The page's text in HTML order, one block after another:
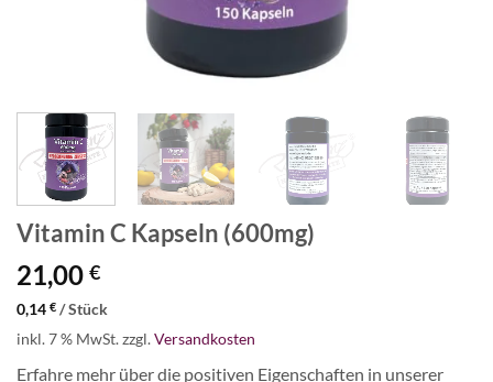
Vitamin C Kapseln (600mg)
21,00 €
0,14 € /Stück
inkl. 7 % MwSt.zzgl.Versandkosten
Erfahre mehr über die positiven Eigenschaften in unserer